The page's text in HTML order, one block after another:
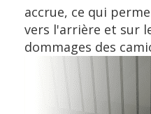
accrue, ce qui
vers l'arrière et sur
dommages des